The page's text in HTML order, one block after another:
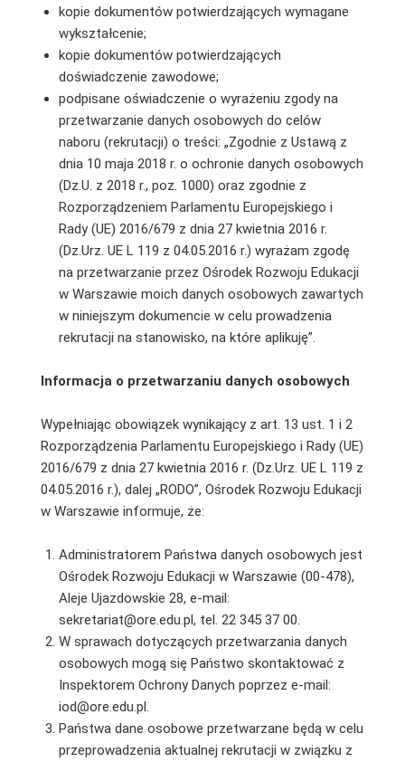
kopie dokumentów potwierdzających wymagane
wykształcenie;
kopie dokumentów potwierdzających
doświadczenie zawodowe;
podpisane oświadczenie o wyrażeniu zgody na
przetwarzanie danych osobowych do celów
naboru (rekrutacji) o treści: „Zgodnie z Ustawą z
dnia 10 maja 2018 r. o ochronie danych osobowych
(Dz.U. z 2018 r., poz. 1000) oraz zgodnie z
Rozporządzeniem Parlamentu Europejskiego i
Rady (UE) 2016/679 z dnia 27 kwietnia 2016 r.
(Dz.Urz. UE L 119 z 04.05.2016 r.) wyrażam zgodę
na przetwarzanie przez Ośrodek Rozwoju Edukacji
w Warszawie moich danych osobowych zawartych
w niniejszym dokumencie w celu prowadzenia
rekrutacji na stanowisko, na które aplikuję”.
Informacja o przetwarzaniu danych osobowych
Wypełniając obowiązek wynikający z art. 13 ust. 1 i 2
Rozporządzenia Parlamentu Europejskiego i Rady (UE)
2016/679 z dnia 27 kwietnia 2016 r. (Dz.Urz. UE L 119 z
04.05.2016 r.), dalej „RODO”, Ośrodek Rozwoju Edukacji
w Warszawie informuje, że:
Administratorem Państwa danych osobowych jest
Ośrodek Rozwoju Edukacji w Warszawie (00-478),
Aleje Ujazdowskie 28, e-mail:
sekretariat@ore.edu.pl, tel. 22 345 37 00.
W sprawach dotyczących przetwarzania danych
osobowych mogą się Państwo skontaktować z
Inspektorem Ochrony Danych poprzez e-mail:
iod@ore.edu.pl.
Państwa dane osobowe przetwarzane będą w celu
przeprowadzenia aktualnej rekrutacji w związku z